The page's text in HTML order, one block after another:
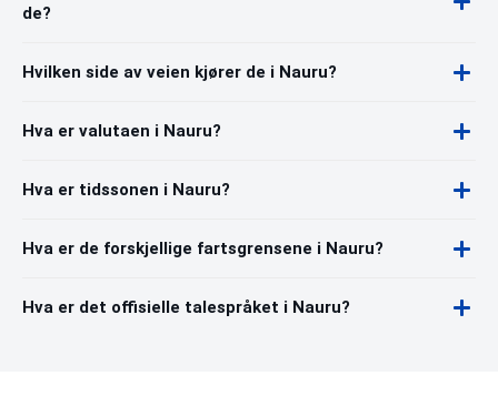
de?
Hvilken side av veien kjører de i Nauru?
Hva er valutaen i Nauru?
Hva er tidssonen i Nauru?
Hva er de forskjellige fartsgrensene i Nauru?
Hva er det offisielle talespråket i Nauru?